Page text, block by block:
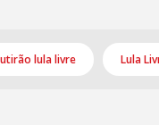
lula livre Lula